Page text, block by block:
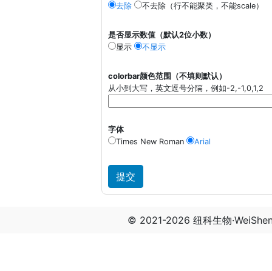
去除
不去除（行不能聚类，不能scale）
是否显示数值（默认2位小数）
显示
不显示
colorbar颜色范围（不填则默认）
从小到大写，英文逗号分隔，例如-2,-1,0,1,2
字体
Times New Roman
Arial
© 2021-2026 纽科生物